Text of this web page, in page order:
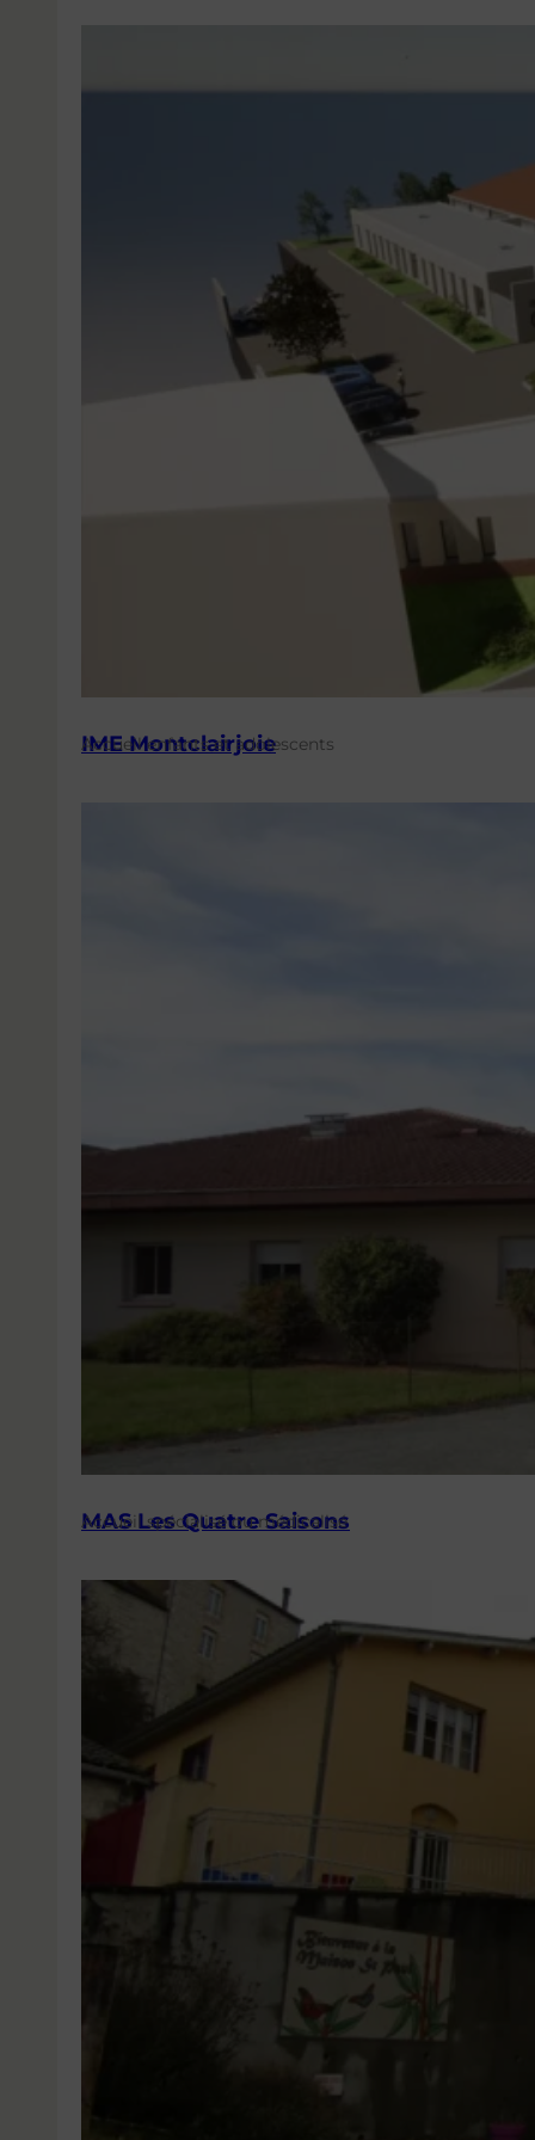
IME Montclairjoie
Accueil enfants et adolescents
MAS Les Quatre Saisons
Accueil spécialisé ou médicalisé